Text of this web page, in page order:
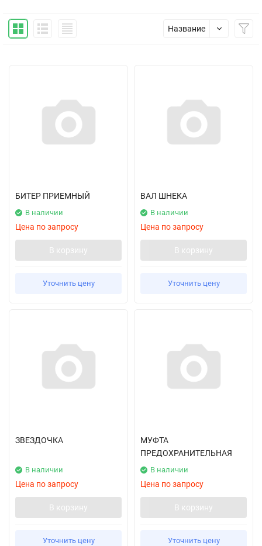
Название
БИТЕР ПРИЕМНЫЙ
В наличии
Цена по запросу
В корзину
Уточнить цену
ВАЛ ШНЕКА
В наличии
Цена по запросу
В корзину
Уточнить цену
ЗВЕЗДОЧКА
В наличии
Цена по запросу
В корзину
Уточнить цену
МУФТА
ПРЕДОХРАНИТЕЛЬНАЯ
В наличии
Цена по запросу
В корзину
Уточнить цену